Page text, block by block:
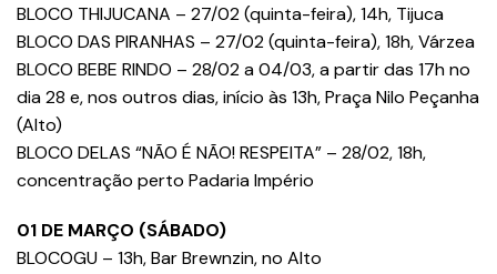
BLOCO THIJUCANA – 27/02 (quinta-feira), 14h, Tijuca
BLOCO DAS PIRANHAS – 27/02 (quinta-feira), 18h, Várzea
BLOCO BEBE RINDO – 28/02 a 04/03, a partir das 17h no
dia 28 e, nos outros dias, início às 13h, Praça Nilo Peçanha
(Alto)
BLOCO DELAS “NÃO É NÃO! RESPEITA” – 28/02, 18h,
concentração perto Padaria Império
01 DE MARÇO (SÁBADO)
BLOCOGU – 13h, Bar Brewnzin, no Alto